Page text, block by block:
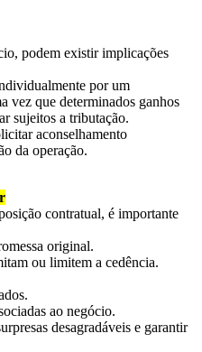
podem existir implicações
por um
vez que determinados ganhos
sujeitos a tributação.
aconselhamento
da operação.
contratual, é importante
original.
ou limitem a cedência.
ao negócio.
desagradáveis e garantir